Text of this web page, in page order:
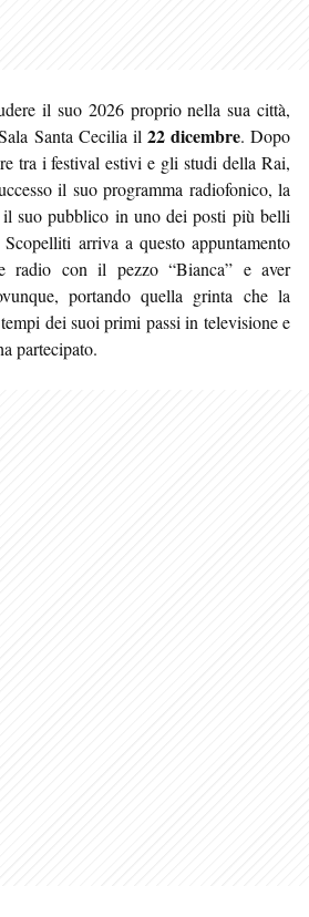
il suo 2026 proprio nella sua città,
Santa Cecilia il 22 dicembre. Dopo
tra i festival estivi e gli studi della Rai,
il suo programma radiofonico, la
il suo pubblico in uno dei posti più belli
arriva a questo appuntamento
radio con il pezzo “Bianca” e aver
portando quella grinta che la
dei suoi primi passi in televisione e
partecipato.